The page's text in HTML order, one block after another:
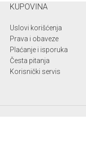
KUPOVINA
Uslovi korišćenja
Prava i obaveze
Plaćanje i isporuka
Česta pitanja
Korisnički servis